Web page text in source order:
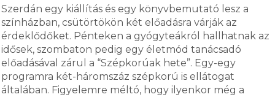
Szerdán egy kiállítás és egy könyvbemutató lesz a
színházban, csütörtökön két előadásra várják az
érdeklődőket. Pénteken a gyógyteákról hallhatnak az
idősek, szombaton pedig egy életmód tanácsadó
előadásával zárul a “Szépkorúak hete”. Egy-egy
programra két-háromszáz szépkorú is ellátogat
általában. Figyelemre méltó, hogy ilyenkor még a